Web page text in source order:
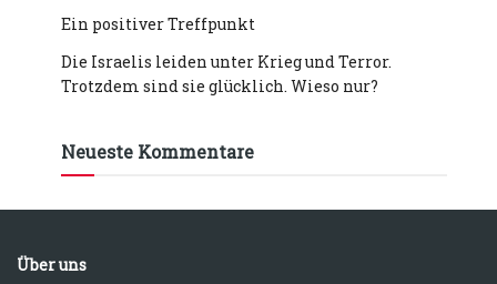
Ein positiver Treffpunkt
Die Israelis leiden unter Krieg und Terror.
Trotzdem sind sie glücklich. Wieso nur?
Neueste Kommentare
Über uns